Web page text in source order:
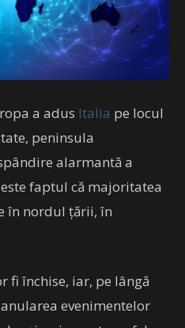
a adus Italia pe locul
peninsula
alarmantă a
faptul că majoritatea
în nordul țării, în
fi închise, iar, pe lângă
evenimentelor